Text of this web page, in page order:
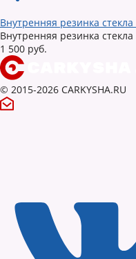
Внутренняя резинка
Внутренняя резинка
1 500 руб.
© 2015-2026 CARKYSHA.RU